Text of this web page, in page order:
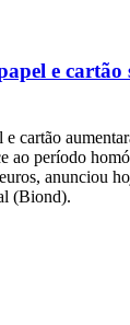
e cartão
e cartão
ao período
anunciou
(Biond).